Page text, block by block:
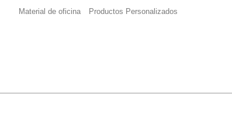
Material de oficina Productos Personalizados